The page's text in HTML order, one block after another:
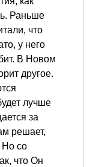
Раньше
что
у него
В Новом
другое.
лучше
за
решает,
Но со
что Он